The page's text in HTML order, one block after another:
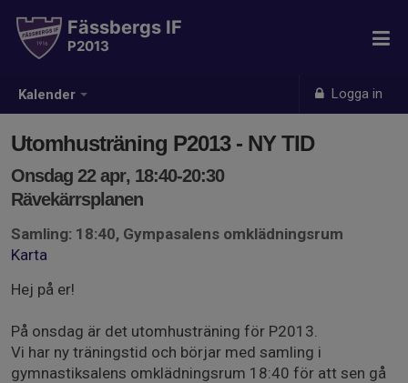
Kalender Logga in
Fässbergs IF
P2013
Utomhusträning P2013 - NY TID
Onsdag 22 apr, 18:40-20:30
Rävekärrsplanen
Samling: 18:40, Gympasalens omklädningsrum
Karta
Hej på er!
På onsdag är det utomhusträning för P2013.
Vi har ny träningstid och börjar med samling i
gymnastiksalens omklädningsrum 18:40 för att sen gå